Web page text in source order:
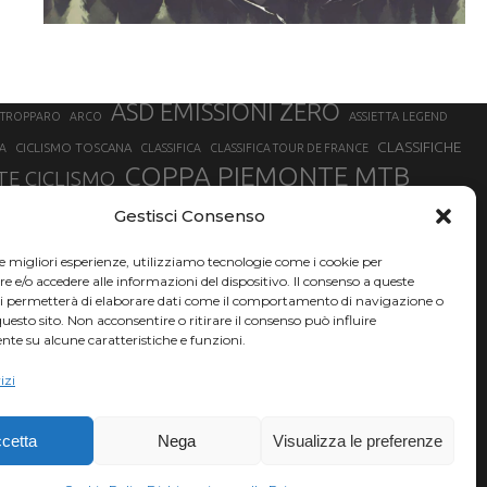
Gestisci Consenso
migliori esperienze, utilizziamo tecnologie come i cookie per
e/o accedere alle informazioni del dispositivo. Il consenso a queste
permetterà di elaborare dati come il comportamento di navigazione o
sito. Non acconsentire o ritirare il consenso può influire
su alcune caratteristiche e funzioni.
Nega Visualizza le preferenze
ARCO ASD EMISSIONI ZERO ASSIETTA LEGEND
CICLISMO TOSCANA CLASSIFICA CLASSIFICA TOUR DE FRANCE CLASSIFICHE
CICLISMO COPPA PIEMONTE MTB
FABIO ARU FIAB FINALE LIGURE
HERVÉ BARMASSE INSUBRIA BIKE FESTIVAL
LUCA BRAIDOT MARATHON BIKE DELLA BRIANZA
MATHIEU VAN DER POEL
TRIATHLON OLIMPICO